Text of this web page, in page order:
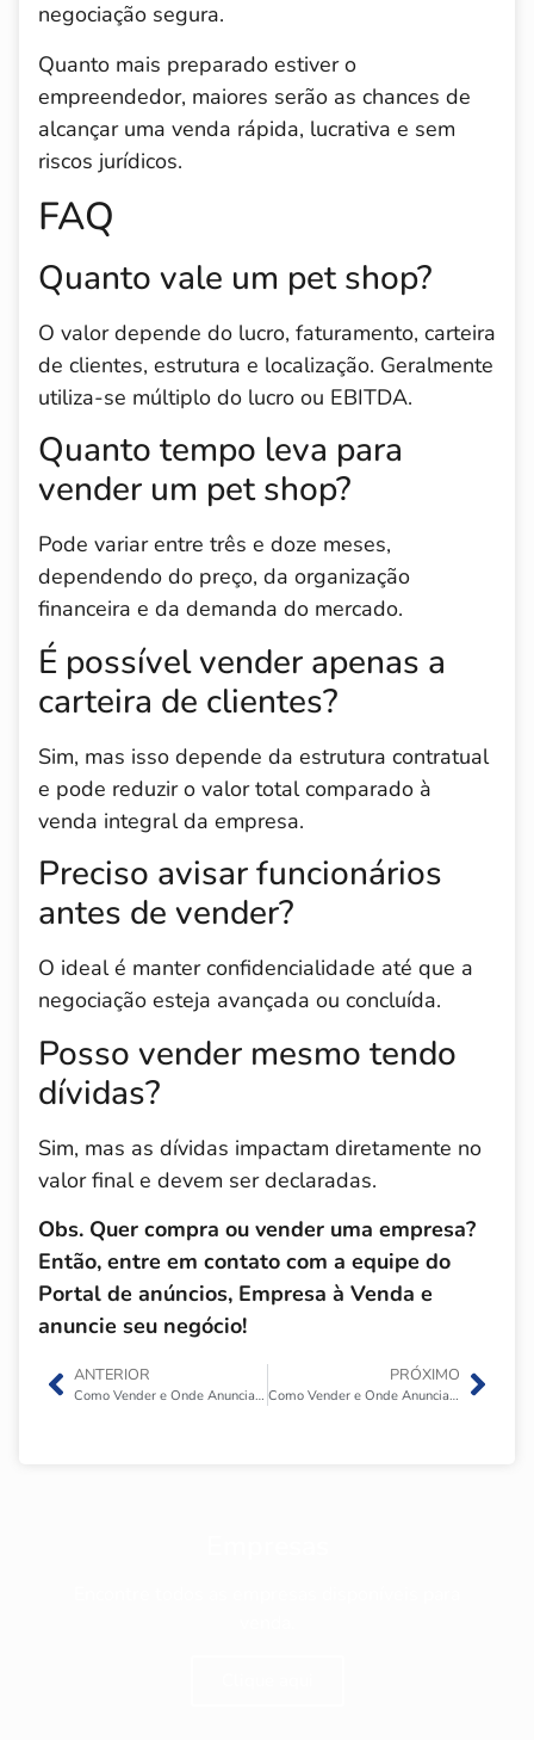
negociação segura.
Quanto mais preparado estiver o
empreendedor, maiores serão as chances de
alcançar uma venda rápida, lucrativa e sem
riscos jurídicos.
FAQ
Quanto vale um pet shop?
O valor depende do lucro, faturamento, carteira
de clientes, estrutura e localização. Geralmente
utiliza-se múltiplo do lucro ou EBITDA.
Quanto tempo leva para
vender um pet shop?
Pode variar entre três e doze meses,
dependendo do preço, da organização
financeira e da demanda do mercado.
É possível vender apenas a
carteira de clientes?
Sim, mas isso depende da estrutura contratual
e pode reduzir o valor total comparado à
venda integral da empresa.
Preciso avisar funcionários
antes de vender?
O ideal é manter confidencialidade até que a
negociação esteja avançada ou concluída.
Posso vender mesmo tendo
dívidas?
Sim, mas as dívidas impactam diretamente no
valor final e devem ser declaradas.
Obs. Quer compra ou vender uma empresa?
Então, entre em contato com a equipe do
Portal de anúncios, Empresa à Venda e
anuncie seu negócio!
ANTERIOR
Como Vender e Onde Anunciar Uma Clínica Veterinária?
PRÓXIMO
Como Vender e Onde Anunciar Um Hotel para Pets?